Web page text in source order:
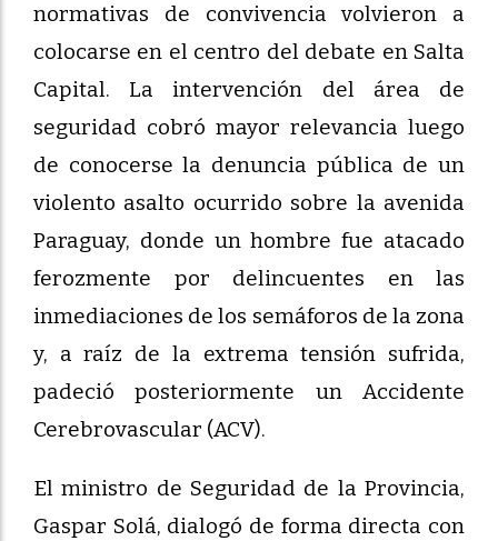
normativas de convivencia volvieron a
colocarse en el centro del debate en Salta
Capital. La intervención del área de
seguridad cobró mayor relevancia luego
de conocerse la denuncia pública de un
violento asalto ocurrido sobre la avenida
Paraguay, donde un hombre fue atacado
ferozmente por delincuentes en las
inmediaciones de los semáforos de la zona
y, a raíz de la extrema tensión sufrida,
padeció posteriormente un Accidente
Cerebrovascular (ACV).
El ministro de Seguridad de la Provincia,
Gaspar Solá, dialogó de forma directa con